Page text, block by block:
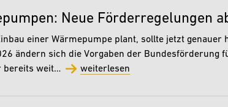
Neue Förderregelungen
einer Wärmepumpe plant, sollte jetzt genauer
ändern sich die Vorgaben der Bundesförderung
bereits weit…
weiterlesen